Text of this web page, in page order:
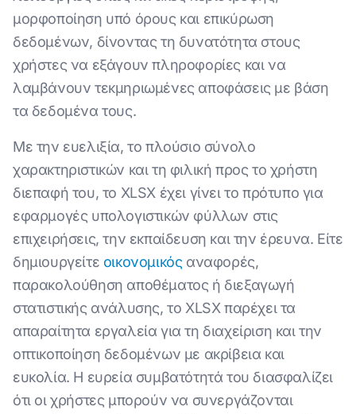
μορφοποίηση υπό όρους και επικύρωση
δεδομένων, δίνοντας τη δυνατότητα στους
χρήστες να εξάγουν πληροφορίες και να
λαμβάνουν τεκμηριωμένες αποφάσεις με βάση
τα δεδομένα τους.
Με την ευελιξία, το πλούσιο σύνολο
χαρακτηριστικών και τη φιλική προς το χρήστη
διεπαφή του, το XLSX έχει γίνει το πρότυπο για
εφαρμογές υπολογιστικών φύλλων στις
επιχειρήσεις, την εκπαίδευση και την έρευνα. Είτε
δημιουργείτε οικονομικόςαναφορές,
παρακολούθηση αποθέματος ή διεξαγωγή
στατιστικής ανάλυσης, το XLSX παρέχει τα
απαραίτητα εργαλεία για τη διαχείριση και την
οπτικοποίηση δεδομένων με ακρίβεια και
ευκολία. Η ευρεία συμβατότητά του διασφαλίζει
ότι οι χρήστες μπορούν να συνεργάζονται